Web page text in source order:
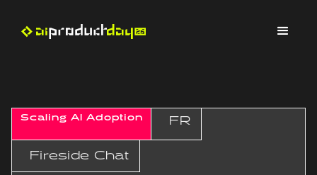
Scaling AI Adoption FR
Fireside Chat